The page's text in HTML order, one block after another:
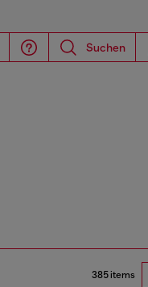
Suchen
385 items